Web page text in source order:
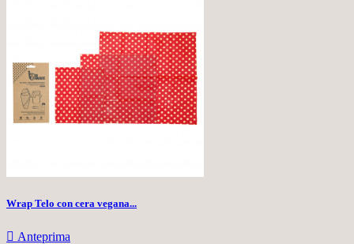
Wrap Telo con cera vegana...
 Anteprima